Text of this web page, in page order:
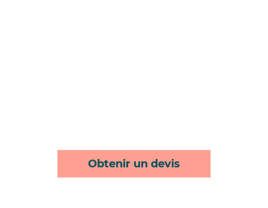
Obtenir un devis